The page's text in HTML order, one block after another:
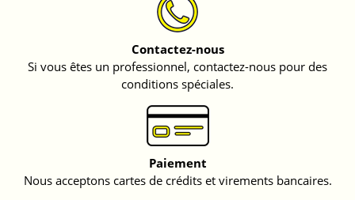
Contactez-nous
Si vous êtes un professionnel, contactez-nous pour des
conditions spéciales.
Paiement
Nous acceptons cartes de crédits et virements bancaires.